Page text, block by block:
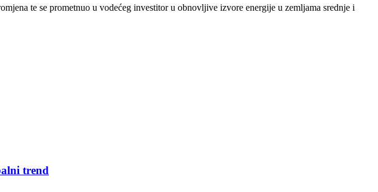
te se prometnuo u vodećeg investitor u obnovljive izvore energije u zemljama srednje i
trend